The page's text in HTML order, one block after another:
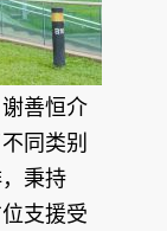
善恒介
同类别
秉持
支援受